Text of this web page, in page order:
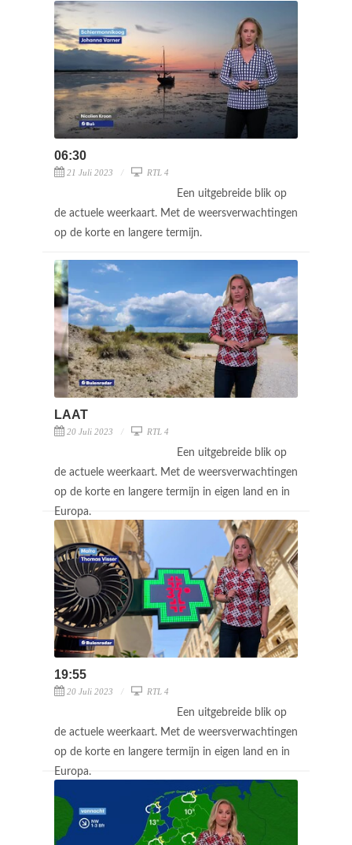
06:30
21 Juli 2023 RTL 4
Een uitgebreide blik op
de actuele weerkaart. Met de weersverwachtingen
op de korte en langere termijn.
LAAT
20 Juli 2023 RTL 4
Een uitgebreide blik op
de actuele weerkaart. Met de weersverwachtingen
op de korte en langere termijn in eigen land en in
Europa.
19:55
20 Juli 2023 RTL 4
Een uitgebreide blik op
de actuele weerkaart. Met de weersverwachtingen
op de korte en langere termijn in eigen land en in
Europa.